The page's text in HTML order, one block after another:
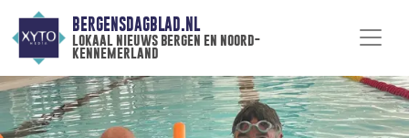
BERGENSDAGBLAD.NL
lokaal nieuws bergen en noord-
kennemerland